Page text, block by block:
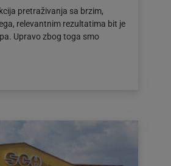
pretraživanja sa brzim,
relevantnim rezultatima bit je
Upravo zbog toga smo